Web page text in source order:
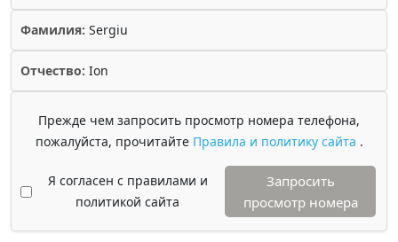
Фамилия: Sergiu
Отчество: Ion
Прежде чем запросить просмотр номера телефона,
пожалуйста, прочитайте Правила и политику сайта .
Я согласен с правилами и
политикой сайта
Запросить
просмотр номера